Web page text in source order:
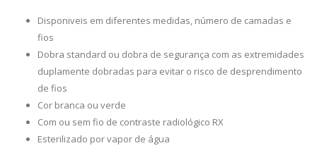
Disponiveis em diferentes medidas, número de camadas e
fios
Dobra standard ou dobra de segurança com as extremidades
duplamente dobradas para evitar o risco de desprendimento
de fios
Cor branca ou verde
Com ou sem fio de contraste radiológico RX
Esterilizado por vapor de água